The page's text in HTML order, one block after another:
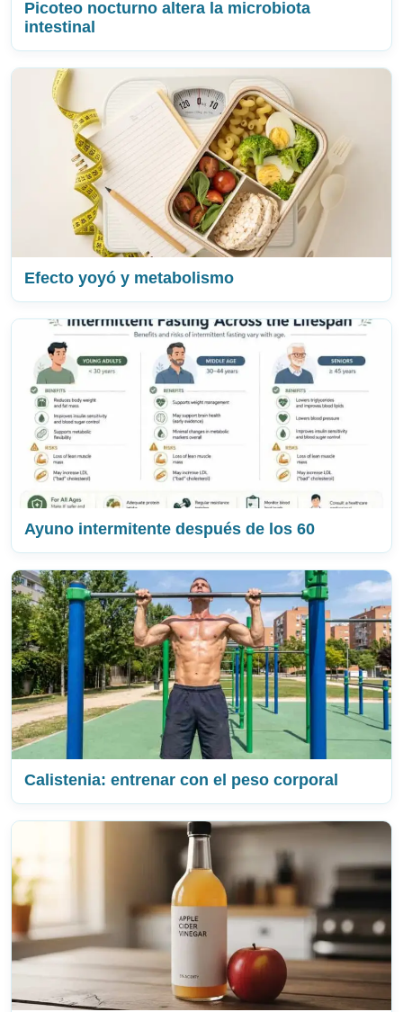
Picoteo nocturno altera la microbiota
intestinal
Efecto yoyó y metabolismo
Ayuno intermitente después de los 60
Calistenia: entrenar con el peso corporal